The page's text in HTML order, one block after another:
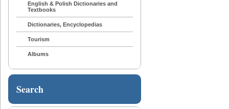
English & Polish Dictionaries and
Textbooks
Dictionaries, Encyclopedias
Tourism
Albums
Search